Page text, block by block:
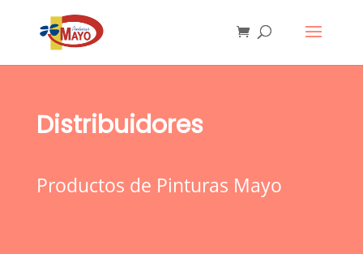
Distribuidores
Productos de Pinturas Mayo